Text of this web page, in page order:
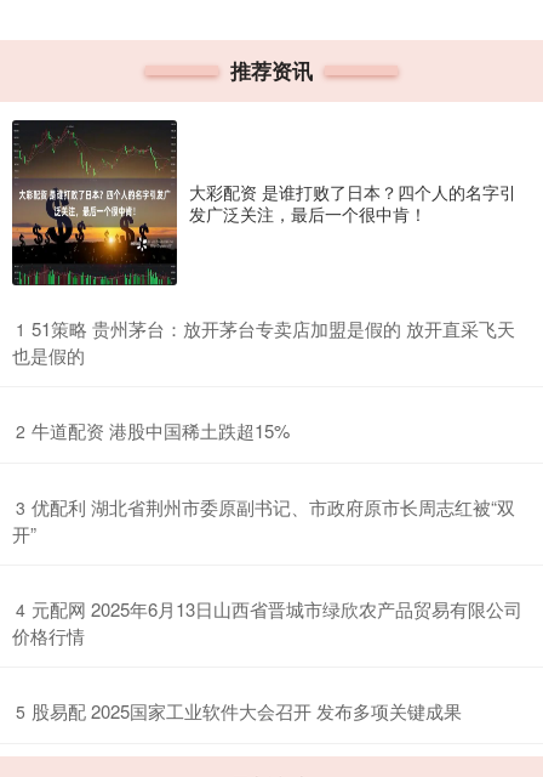
推荐资讯
大彩配资 是谁打败了日本？四个人的名字引
发广泛关注，最后一个很中肯！
1 ​51策略 贵州茅台：放开茅台专卖店加盟是假的 放开直采飞天
也是假的
2 ​牛道配资 港股中国稀土跌超15%
3 ​优配利 湖北省荆州市委原副书记、市政府原市长周志红被“双
开”
4 ​元配网 2025年6月13日山西省晋城市绿欣农产品贸易有限公司
价格行情
5 ​股易配 2025国家工业软件大会召开 发布多项关键成果